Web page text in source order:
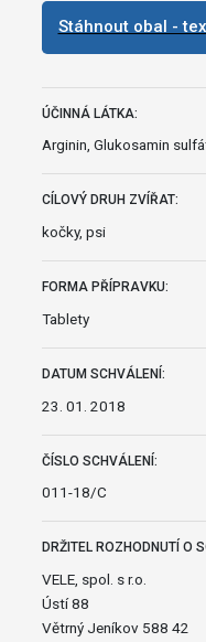
Stáhnout obal -
ÚČINNÁ LÁTKA:
Arginin, Glukosamin
CÍLOVÝ DRUH ZVÍŘAT:
kočky, psi
FORMA PŘÍPRAVKU:
Tablety
DATUM SCHVÁLENÍ:
23. 01. 2018
ČÍSLO SCHVÁLENÍ:
011-18/C
DRŽITEL ROZHODNUTÍ O
VELE, spol. s r.o.
Ústí 88
Větrný Jeníkov 588 42